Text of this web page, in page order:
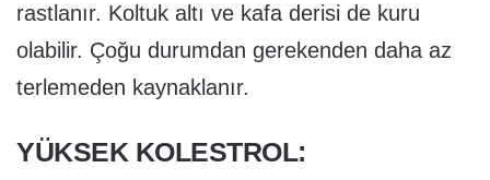
rastlanır. Koltuk altı ve kafa derisi de kuru
olabilir. Çoğu durumdan gerekenden daha az
terlemeden kaynaklanır.
YÜKSEK KOLESTROL: